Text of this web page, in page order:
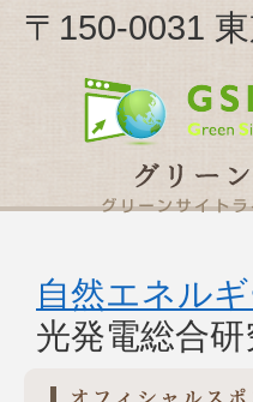
〒150-0031
自然エネル
光発電総合